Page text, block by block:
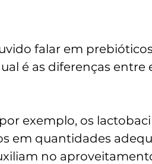
falar em
é as diferenças entre
exemplo, os
em quantidades
no